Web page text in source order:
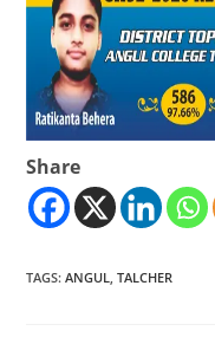
Share
TAGS:ANGUL TALCHER